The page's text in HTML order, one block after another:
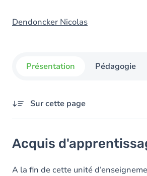
Dendoncker Nicolas
Présentation Pédagogie
Sur cette page
Contenu
Acquis
A la fin de cette unité